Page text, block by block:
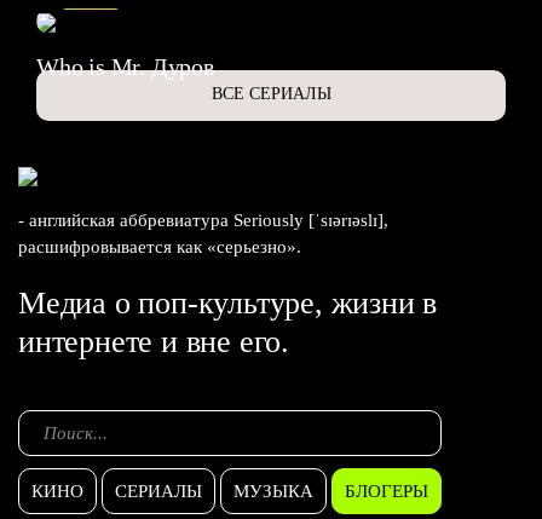
Who is Mr. Дуров
ВСЕ СЕРИАЛЫ
- английская аббревиатура Seriously [ˈsɪərɪəslɪ],
расшифровывается как «серьезно».
Медиа о поп-культуре, жизни в
интернете и вне его.
КИНО СЕРИАЛЫ МУЗЫКА БЛОГЕРЫ